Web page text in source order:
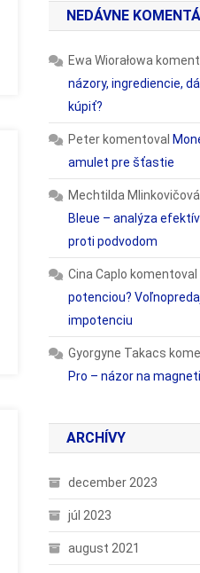
NEDÁVNE
Ewa Wiorałowa
názory, ingrediencie,
kúpiť?
Peter komentoval
amulet pre šťastie
Mechtilda Mlinkovičová
Bleue – analýza
proti podvodom
Cina Caplo komentoval
potenciou?
impotenciu
Gyorgyne Takacs
Pro – názor na
ARCHÍVY
december 2023
júl 2023
august 2021